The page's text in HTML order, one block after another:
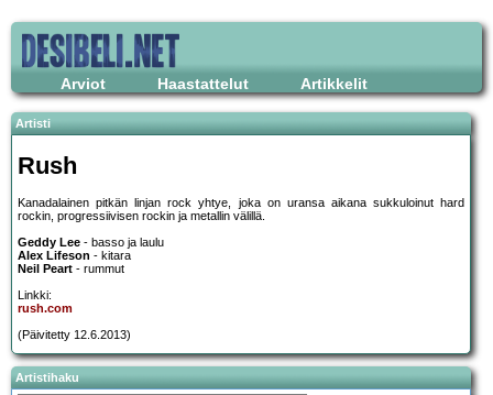
Arviot Haastattelut Artikkelit
Artisti
Rush
Kanadalainen pitkän linjan rock yhtye, joka on uransa aikana sukkuloinut hard
rockin, progressiivisen rockin ja metallin välillä.
Geddy Lee - basso ja laulu
Alex Lifeson - kitara
Neil Peart - rummut
Linkki:
rush.com
(Päivitetty 12.6.2013)
Artistihaku